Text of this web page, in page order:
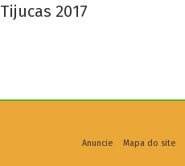
Tijucas 2017
Anuncie Mapa do site